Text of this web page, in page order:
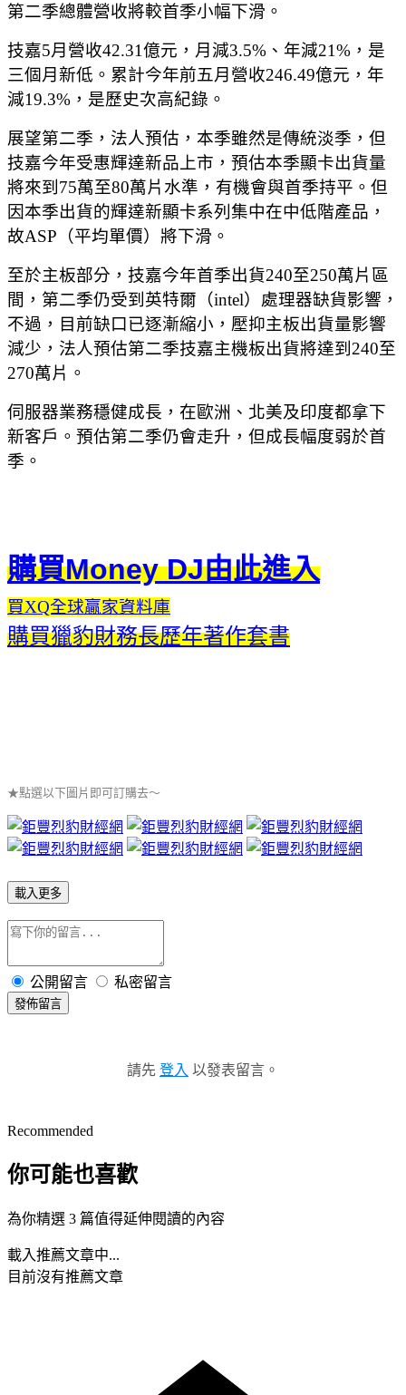
第二季總體營收將較首季小幅下滑。
技嘉5月營收42.31億元，月減3.5%、年減21%，是
三個月新低。累計今年前五月營收246.49億元，年
減19.3%，是歷史次高紀錄。
展望第二季，法人預估，本季雖然是傳統淡季，但
技嘉今年受惠輝達新品上市，預估本季顯卡出貨量
將來到75萬至80萬片水準，有機會與首季持平。但
因本季出貨的輝達新顯卡系列集中在中低階產品，
故ASP（平均單價）將下滑。
至於主板部分，技嘉今年首季出貨240至250萬片區
間，第二季仍受到英特爾（intel）處理器缺貨影響，
不過，目前缺口已逐漸縮小，壓抑主板出貨量影響
減少，法人預估第二季技嘉主機板出貨將達到240至
270萬片。
伺服器業務穩健成長，在歐洲、北美及印度都拿下
新客戶。預估第二季仍會走升，但成長幅度弱於首
季。
購買Money DJ由此進入
買XQ全球贏家資料庫
購買獵豹財務長歷年著作套書
★點選以下圖片即可訂購去～
載入更多
公開留言 私密留言
發佈留言
請先 登入 以發表留言。
Recommended
你可能也喜歡
為你精選 3 篇值得延伸閱讀的內容
載入推薦文章中...
目前沒有推薦文章